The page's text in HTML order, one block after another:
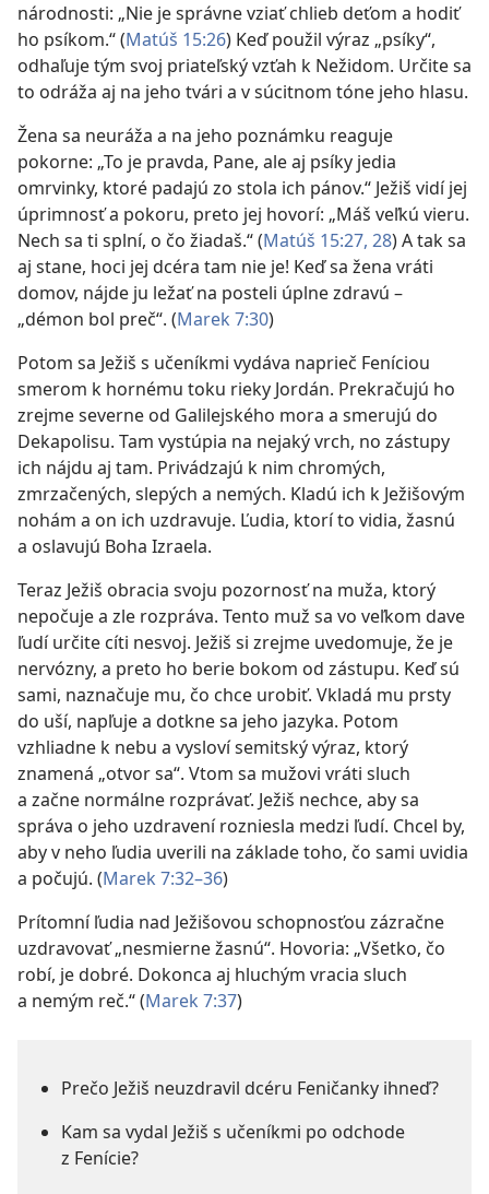
národnosti: „Nie je správne vziať chlieb deťom a hodiť
ho psíkom.“ (Matúš 15:26) Keď použil výraz „psíky“,
odhaľuje tým svoj priateľský vzťah k Nežidom. Určite sa
to odráža aj na jeho tvári a v súcitnom tóne jeho hlasu.
Žena sa neuráža a na jeho poznámku reaguje
pokorne: „To je pravda, Pane, ale aj psíky jedia
omrvinky, ktoré padajú zo stola ich pánov.“ Ježiš vidí jej
úprimnosť a pokoru, preto jej hovorí: „Máš veľkú vieru.
Nech sa ti splní, o čo žiadaš.“ (Matúš 15:27, 28) A tak sa
aj stane, hoci jej dcéra tam nie je! Keď sa žena vráti
domov, nájde ju ležať na posteli úplne zdravú –
„démon bol preč“. (Marek 7:30)
Potom sa Ježiš s učeníkmi vydáva naprieč Feníciou
smerom k hornému toku rieky Jordán. Prekračujú ho
zrejme severne od Galilejského mora a smerujú do
Dekapolisu. Tam vystúpia na nejaký vrch, no zástupy
ich nájdu aj tam. Privádzajú k nim chromých,
zmrzačených, slepých a nemých. Kladú ich k Ježišovým
nohám a on ich uzdravuje. Ľudia, ktorí to vidia, žasnú
a oslavujú Boha Izraela.
Teraz Ježiš obracia svoju pozornosť na muža, ktorý
nepočuje a zle rozpráva. Tento muž sa vo veľkom dave
ľudí určite cíti nesvoj. Ježiš si zrejme uvedomuje, že je
nervózny, a preto ho berie bokom od zástupu. Keď sú
sami, naznačuje mu, čo chce urobiť. Vkladá mu prsty
do uší, napľuje a dotkne sa jeho jazyka. Potom
vzhliadne k nebu a vysloví semitský výraz, ktorý
znamená „otvor sa“. Vtom sa mužovi vráti sluch
a začne normálne rozprávať. Ježiš nechce, aby sa
správa o jeho uzdravení rozniesla medzi ľudí. Chcel by,
aby v neho ľudia uverili na základe toho, čo sami uvidia
a počujú. (Marek 7:32–36)
Prítomní ľudia nad Ježišovou schopnosťou zázračne
uzdravovať „nesmierne žasnú“. Hovoria: „Všetko, čo
robí, je dobré. Dokonca aj hluchým vracia sluch
a nemým reč.“ (Marek 7:37)
Prečo Ježiš neuzdravil dcéru Feničanky ihneď?
Kam sa vydal Ježiš s učeníkmi po odchode
z Fenície?